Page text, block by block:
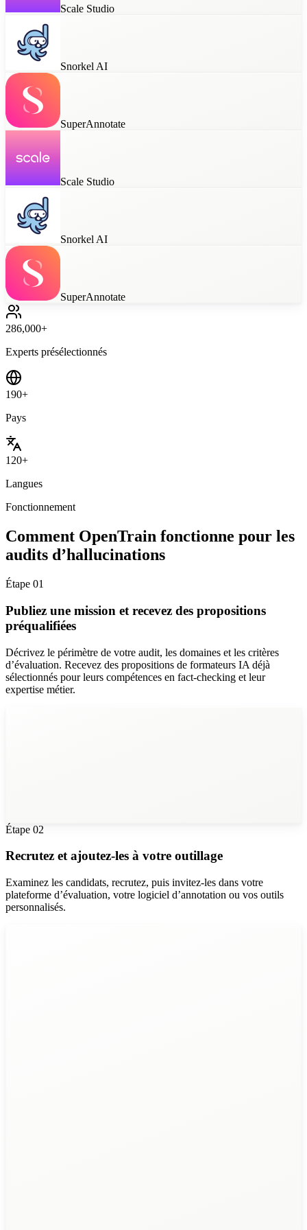
Scale Studio
Snorkel AI
SuperAnnotate
Scale Studio
Snorkel AI
SuperAnnotate
286,000+
Experts présélectionnés
190+
Pays
120+
Langues
Fonctionnement
Comment OpenTrain fonctionne pour les
audits d’hallucinations
Étape 01
Publiez une mission et recevez des propositions
préqualifiées
Décrivez le périmètre de votre audit, les domaines et les critères
d’évaluation. Recevez des propositions de formateurs IA déjà
sélectionnés pour leurs compétences en fact-checking et leur
expertise métier.
Étape 02
Recrutez et ajoutez-les à votre outillage
Examinez les candidats, recrutez, puis invitez-les dans votre
plateforme d’évaluation, votre logiciel d’annotation ou vos outils
personnalisés.